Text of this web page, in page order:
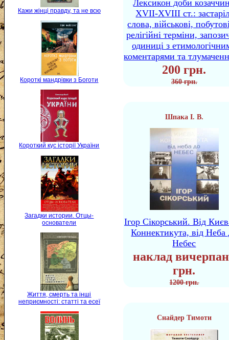
Кажи жінці правду, та не всю
Короткі мандрівки з Боготи
Короткий кус історії України
Загадки истории. Отцы-
основатели
Життя, смерть та інші
неприємності: статті та есеї
Лексикон доби
XVII-XVIII ст.:
слова, військові,
релігійні терміни,
одиниці з
коментарями та
200 грн.
360 грн.
Шпака І. В.
Ігор Сікорський. Від
Коннектикута, від Неба
Небес
наклад
грн.
1200 грн.
Снайдер Тимоти